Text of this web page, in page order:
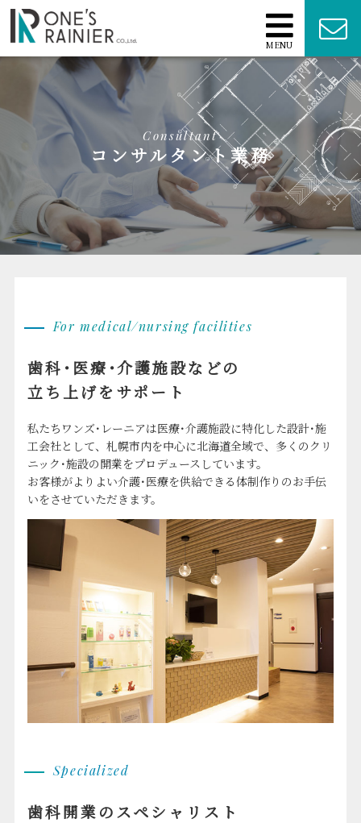
MENU
Consultant
コンサルタント業務
For medical/nursing facilities
歯科･医療･介護施設などの
立ち上げをサポート
私たちワンズ･レーニアは医療･介護施設に特化した設計･施
工会社として、札幌市内を中心に北海道全域で、多くのクリ
ニック･施設の開業をプロデュースしています。
お客様がよりよい介護･医療を供給できる体制作りのお手伝
いをさせていただきます。
Specialized
歯科開業のスペシャリスト